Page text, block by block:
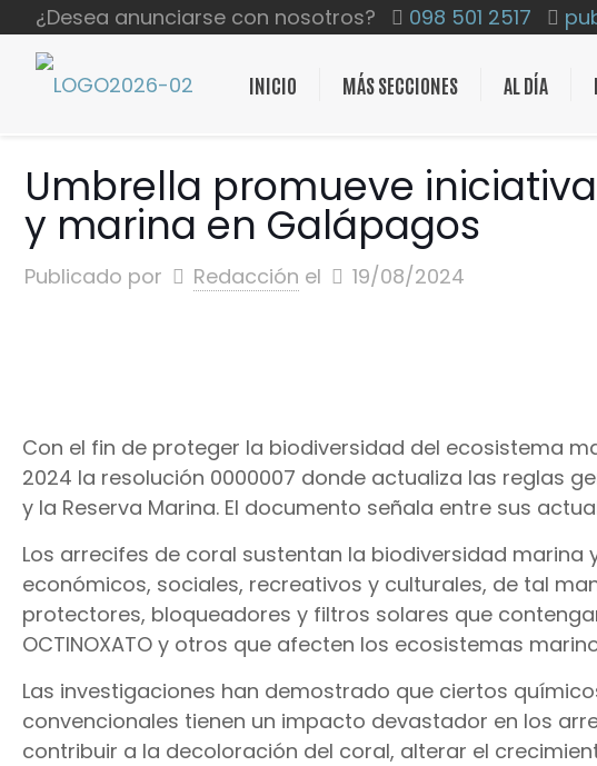
¿Desea anunciarse con nosotros? 098 501 2517
INICIO MÁS SECCIONES AL DÍA
Umbrella promueve
y marina en Galápagos
Publicado por Redacción el 19/08/2024
Con el fin de proteger la biodiversidad del ecosistema
2024 la resolución 0000007 donde actualiza las reglas
y la Reserva Marina. El documento señala entre sus
Los arrecifes de coral sustentan la biodiversidad
económicos, sociales, recreativos y culturales, de tal
protectores, bloqueadores y filtros solares que
OCTINOXATO y otros que afecten los ecosistemas
Las investigaciones han demostrado que ciertos
convencionales tienen un impacto devastador en los
contribuir a la decoloración del coral, alterar el